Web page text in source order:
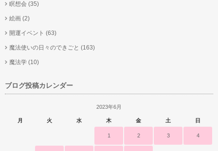
瞑想会 (35)
絵画 (2)
開運イベント (63)
魔法使いの日々のできごと (163)
魔法学 (10)
ブログ投稿カレンダー
2023年6月
月 火 水 木 金 土 日
1 2 3 4